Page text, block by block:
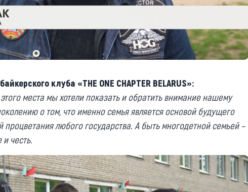
клуба «THE ONE CHAPTER BELARUS»:
места мы хотели показать и обратить внимание нашему
о том, что именно семья является основой будущего
процветания любого государства. А быть многодетной семьей –
честь.